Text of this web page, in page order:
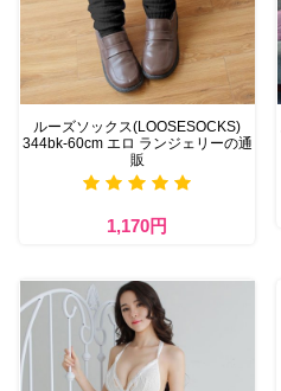
ルーズソックス(LOOSESOCKS)
344bk-60cm エロ ランジェリーの通
販
1,170円